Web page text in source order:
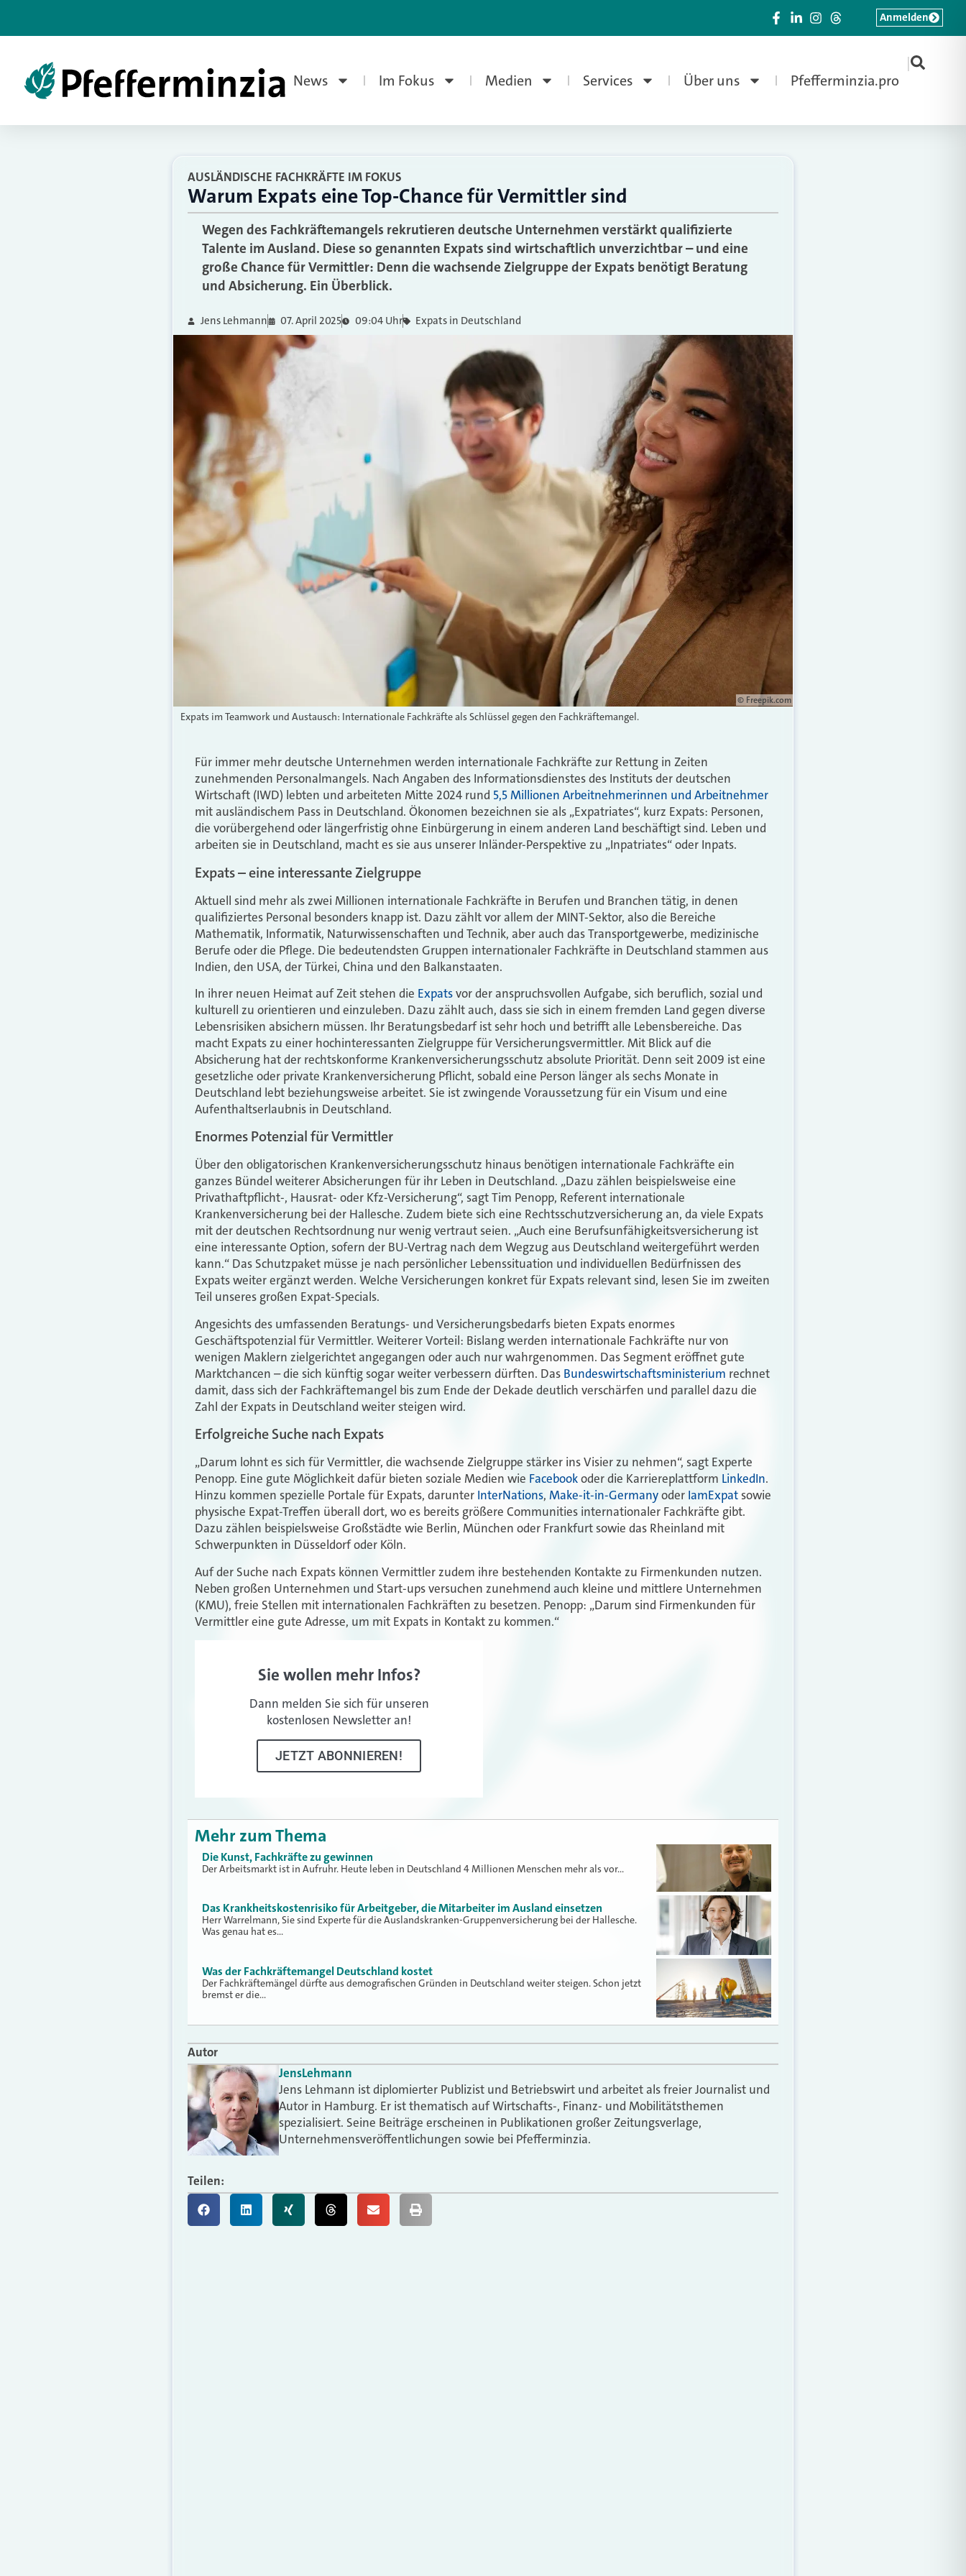
News Im Fokus Medien Services Über uns Pfefferminzia.pro
|
Anmelden
AUSLÄNDISCHE FACHKRÄFTE IM FOKUS
Warum Expats eine Top-Chance für Vermittler sind
Wegen des Fachkräftemangels rekrutieren deutsche Unternehmen verstärkt qualifizierte
Talente im Ausland. Diese so genannten Expats sind wirtschaftlich unverzichtbar – und eine
große Chance für Vermittler: Denn die wachsende Zielgruppe der Expats benötigt Beratung
und Absicherung. Ein Überblick.
Jens Lehmann 07. April 2025 09:04 Uhr Expats in Deutschland
© Freepik.com
Expats im Teamwork und Austausch: Internationale Fachkräfte als Schlüssel gegen den Fachkräftemangel.
Für immer mehr deutsche Unternehmen werden internationale Fachkräfte zur Rettung in Zeiten
zunehmenden Personalmangels. Nach Angaben des Informationsdienstes des Instituts der deutschen
Wirtschaft (IWD) lebten und arbeiteten Mitte 2024 rund 5,5 Millionen Arbeitnehmerinnen und Arbeitnehmer
mit ausländischem Pass in Deutschland. Ökonomen bezeichnen sie als „Expatriates“, kurz Expats: Personen,
die vorübergehend oder längerfristig ohne Einbürgerung in einem anderen Land beschäftigt sind. Leben und
arbeiten sie in Deutschland, macht es sie aus unserer Inländer-Perspektive zu „Inpatriates“ oder Inpats.
Expats – eine interessante Zielgruppe
Aktuell sind mehr als zwei Millionen internationale Fachkräfte in Berufen und Branchen tätig, in denen
qualifiziertes Personal besonders knapp ist. Dazu zählt vor allem der MINT-Sektor, also die Bereiche
Mathematik, Informatik, Naturwissenschaften und Technik, aber auch das Transportgewerbe, medizinische
Berufe oder die Pflege. Die bedeutendsten Gruppen internationaler Fachkräfte in Deutschland stammen aus
Indien, den USA, der Türkei, China und den Balkanstaaten.
In ihrer neuen Heimat auf Zeit stehen die Expatsvor der anspruchsvollen Aufgabe, sich beruflich, sozial und
kulturell zu orientieren und einzuleben. Dazu zählt auch, dass sie sich in einem fremden Land gegen diverse
Lebensrisiken absichern müssen. Ihr Beratungsbedarf ist sehr hoch und betrifft alle Lebensbereiche. Das
macht Expatszu einer hochinteressanten Zielgruppe für Versicherungsvermittler. Mit Blick auf die
Absicherung hat der rechtskonforme Krankenversicherungsschutz absolute Priorität. Denn seit 2009 ist eine
gesetzliche oder private Krankenversicherung Pflicht, sobald eine Person länger als sechs Monate in
Deutschland lebt beziehungsweise arbeitet. Sie ist zwingende Voraussetzung für ein Visum und eine
Aufenthaltserlaubnis in Deutschland.
Enormes Potenzial für Vermittler
Über den obligatorischen Krankenversicherungsschutz hinaus benötigen internationale Fachkräfte ein
ganzes Bündel weiterer Absicherungen für ihr Leben in Deutschland. „Dazu zählen beispielsweise eine
Privathaftpflicht-, Hausrat- oder Kfz-Versicherung“, sagt Tim Penopp, Referent internationale
Krankenversicherung bei der Hallesche. Zudem biete sich eine Rechtsschutzversicherung an, da viele Expats
mit der deutschen Rechtsordnung nur wenig vertraut seien. „Auch eine Berufsunfähigkeitsversicherung ist
eine interessante Option, sofern der BU-Vertrag nach dem Wegzug aus Deutschland weitergeführt werden
kann.“ Das Schutzpaket müsse je nach persönlicher Lebenssituation und individuellen Bedürfnissen des
Expats weiter ergänzt werden. Welche Versicherungen konkret für Expats relevant sind, lesen Sie im zweiten
Teil unseres großen Expat-Specials.
Angesichts des umfassenden Beratungs- und Versicherungsbedarfs bieten Expatsenormes
Geschäftspotenzial für Vermittler. Weiterer Vorteil: Bislang werden internationale Fachkräfte nur von
wenigen Maklern zielgerichtet angegangen oder auch nur wahrgenommen. Das Segment eröffnet gute
Marktchancen – die sich künftig sogar weiter verbessern dürften. Das Bundeswirtschaftsministerium rechnet
damit, dass sich der Fachkräftemangel bis zum Ende der Dekade deutlich verschärfen und parallel dazu die
Zahl der Expats in Deutschland weiter steigen wird.
Erfolgreiche Suche nach Expats
„Darum lohnt es sich für Vermittler, die wachsende Zielgruppe stärker ins Visier zu nehmen“, sagt Experte
Penopp. Eine gute Möglichkeit dafür bieten soziale Medien wie Facebookoder die Karriereplattform LinkedIn.
Hinzu kommen spezielle Portale für Expats, darunter InterNations, Make-it-in-Germanyoder IamExpat sowie
physische Expat-Treffen überall dort, wo es bereits größere Communities internationaler Fachkräfte gibt.
Dazu zählen beispielsweise Großstädte wie Berlin, München oder Frankfurt sowie das Rheinland mit
Schwerpunkten in Düsseldorf oder Köln.
Auf der Suche nach Expats können Vermittler zudem ihre bestehenden Kontakte zu Firmenkunden nutzen.
Neben großen Unternehmen und Start-ups versuchen zunehmend auch kleine und mittlere Unternehmen
(KMU), freie Stellen mit internationalen Fachkräften zu besetzen. Penopp: „Darum sind Firmenkunden für
Vermittler eine gute Adresse, um mit Expats in Kontakt zu kommen.“
Sie wollen mehr Infos?
Dann melden Sie sich für unseren
kostenlosen Newsletter an!
JETZT ABONNIEREN!
Mehr zum Thema
Die Kunst, Fachkräfte zu gewinnen
Der Arbeitsmarkt ist in Aufruhr. Heute leben in Deutschland 4 Millionen Menschen mehr als vor…
Das Krankheitskostenrisiko für Arbeitgeber, die Mitarbeiter im Ausland einsetzen
Herr Warrelmann, Sie sind Experte für die Auslandskranken-Gruppenversicherung bei der Hallesche.
Was genau hat es…
Was der Fachkräftemangel Deutschland kostet
Der Fachkräftemängel dürfte aus demografischen Gründen in Deutschland weiter steigen. Schon jetzt
bremst er die…
Autor
JensLehmann
Jens Lehmann ist diplomierter Publizist und Betriebswirt und arbeitet als freier Journalist und
Autor in Hamburg. Er ist thematisch auf Wirtschafts-, Finanz- und Mobilitätsthemen
spezialisiert. Seine Beiträge erscheinen in Publikationen großer Zeitungsverlage,
Unternehmensveröffentlichungen sowie bei Pfefferminzia.
Teilen: